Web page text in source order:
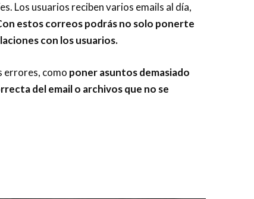
Los usuarios reciben varios emails al día,
estos correos podrás no solo ponerte
con los usuarios.
errores, como poner asuntos demasiado
del email o archivos que no se